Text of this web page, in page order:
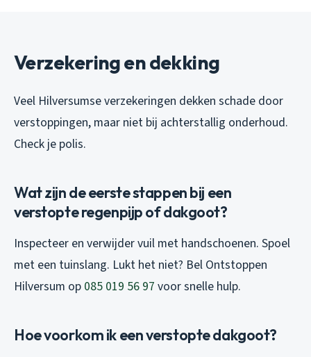
Verzekering en dekking
Veel Hilversumse verzekeringen dekken schade door
verstoppingen, maar niet bij achterstallig onderhoud.
Check je polis.
Wat zijn de eerste stappen bij een
verstopte regenpijp of dakgoot?
Inspecteer en verwijder vuil met handschoenen. Spoel
met een tuinslang. Lukt het niet? Bel Ontstoppen
Hilversum op 085 019 56 97 voor snelle hulp.
Hoe voorkom ik een verstopte dakgoot?